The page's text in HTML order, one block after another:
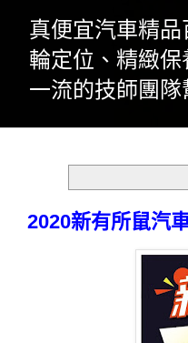
真便宜汽車精
輪定位、精緻
一流的技師團
2020新有所鼠汽